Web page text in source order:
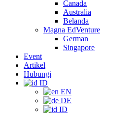
Canada
Australia
Belanda
Magna EdVenture
German
Singapore
Event
Artikel
Hubungi
ID
EN
DE
ID